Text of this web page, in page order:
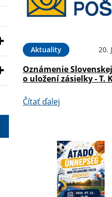
Aktuality 20.
Oznámenie
o uložení zásielky - T.
Čítať ďalej